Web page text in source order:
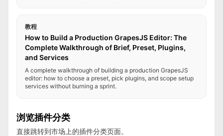
教程
How to Build a Production GrapesJS Editor: The
Complete Walkthrough of Brief, Preset, Plugins,
and Services
A complete walkthrough of building a production GrapesJS
editor: how to choose a preset, pick plugins, and scope setup
services without burning a sprint.
浏览插件分类
直接跳转到市场上的插件分类页面。